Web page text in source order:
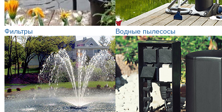
Фильтры Водные пылесосы